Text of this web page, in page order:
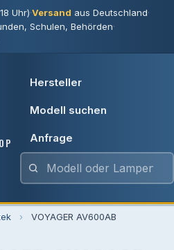
Uhr)·Versand aus Deutschland·
Schulen, Behörden·
Hersteller
Modell suchen
Anfrage
› VOYAGER AV600AB